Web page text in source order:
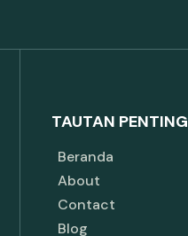
TAUTAN PENTING
Beranda
About
Contact
Blog